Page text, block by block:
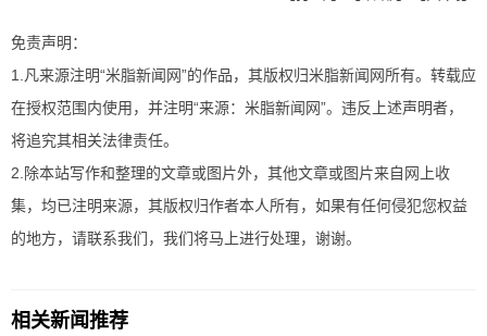
免责声明：
1.凡来源注明“米脂新闻网”的作品，其版权归米脂新闻网所有。转载应
在授权范围内使用，并注明“来源：米脂新闻网”。违反上述声明者，
将追究其相关法律责任。
2.除本站写作和整理的文章或图片外，其他文章或图片来自网上收
集，均已注明来源，其版权归作者本人所有，如果有任何侵犯您权益
的地方，请联系我们，我们将马上进行处理，谢谢。
相关新闻推荐